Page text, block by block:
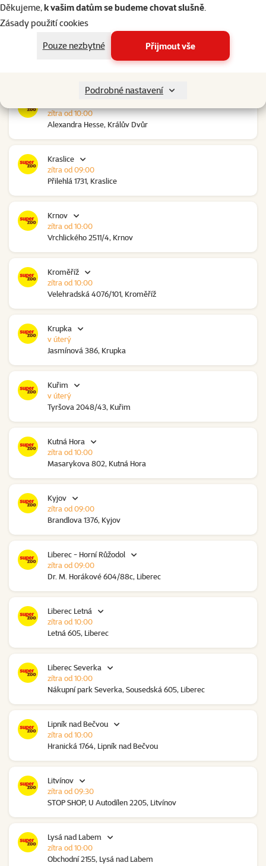
Děkujeme,k vašim datům se budeme chovat slušně.
Zásady použití cookies
Pouze nezbytné
Přijmout vše
Podrobné nastavení
Ovčáry 304, Ovčáry
Kozomín
Alexandra Hesse, Králův Dvůr
zítra od 10:00
Kraslice
Přilehlá 1731, Kraslice
zítra od 09:00
Krnov
Vrchlického 2511/4, Krnov
zítra od 10:00
Kroměříž
Velehradská 4076/101, Kroměříž
zítra od 10:00
Krupka
Jasmínová 386, Krupka
v úterý
Kuřim
Tyršova 2048/43, Kuřim
v úterý
Kutná Hora
Masarykova 802, Kutná Hora
zítra od 10:00
Kyjov
Brandlova 1376, Kyjov
zítra od 09:00
Liberec - Horní Růžodol
Dr. M. Horákové 604/88c, Liberec
zítra od 09:00
Liberec Letná
Letná 605, Liberec
zítra od 10:00
Liberec Severka
Nákupní park Severka, Sousedská 605, Liberec
zítra od 10:00
Lipník nad Bečvou
Hranická 1764, Lipník nad Bečvou
zítra od 10:00
Litvínov
STOP SHOP, U Autodílen 2205, Litvínov
zítra od 09:30
Lysá nad Labem
Obchodní 2155, Lysá nad Labem
zítra od 10:00